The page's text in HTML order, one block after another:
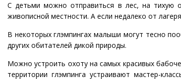
С детьми можно отправиться в лес, на тихую
живописной местности. А если недалеко от
В некоторых глэмпингах малыши могут тесно
других обитателей дикой природы.
Можно устроить охоту на самых красивых
территории глэмпинга устраивают мастер-